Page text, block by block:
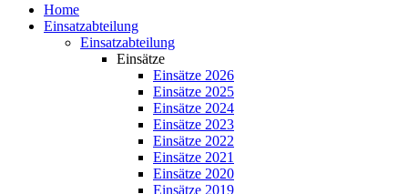
Home
Einsatzabteilung
Einsatzabteilung
Einsätze
Einsätze 2026
Einsätze 2025
Einsätze 2024
Einsätze 2023
Einsätze 2022
Einsätze 2021
Einsätze 2020
Einsätze 2019